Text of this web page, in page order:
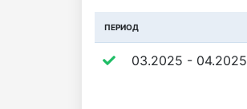
ПЕРИОД
03.2025 - 04.2025